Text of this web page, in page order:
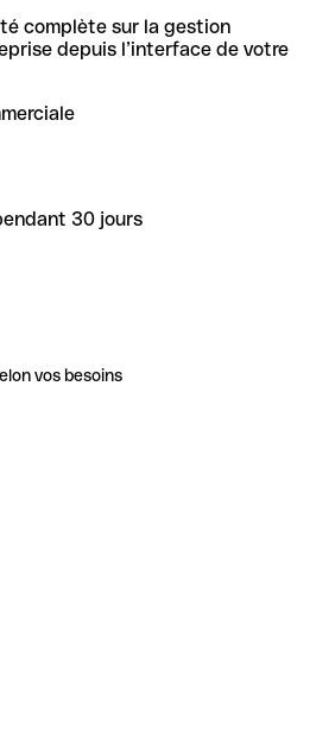
complète sur la gestion
depuis l’interface de votre
30 jours
vos besoins